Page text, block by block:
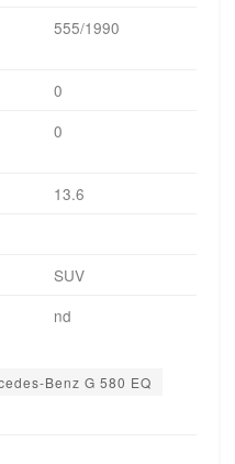
555/1990
0
0
13.6
SUV
nd
Benz G 580 EQ